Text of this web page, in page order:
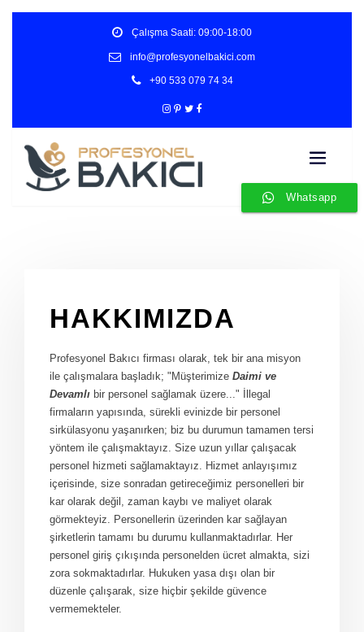
Çalışma Saati: 09:00-18:00
info@profesyonelbakici.com
+90 533 079 74 34
HAKKIMIZDA
Profesyonel Bakıcı firması olarak, tek bir ana misyon
ile çalışmalara başladık; "MüşterimizeDaimi ve
Devamlı bir personel sağlamak üzere..." İllegal
firmaların yapısında, sürekli evinizde bir personel
sirkülasyonu yaşanırken; biz bu durumun tamamen tersi
yöntem ile çalışmaktayız. Size uzun yıllar çalışacak
personel hizmeti sağlamaktayız. Hizmet anlayışımız
içerisinde, size sonradan getireceğimiz personelleri bir
kar olarak değil, zaman kaybı ve maliyet olarak
görmekteyiz. Personellerin üzerinden kar sağlayan
şirketlerin tamamı bu durumu kullanmaktadırlar. Her
personel giriş çıkışında personelden ücret almakta, sizi
zora sokmaktadırlar. Hukuken yasa dışı olan bir
düzenle çalışarak, size hiçbir şekilde güvence
vermemekteler.
Whatsapp